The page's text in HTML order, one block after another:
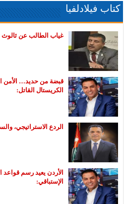
كتاب فيلادلفيا
غياب الطالب عن ثالوث
قبضة من حديد… الأمن
الكريستال القاتل:
الردع الاستراتيجي،
الأردن يعيد رسم قواعد
الإستباقي: